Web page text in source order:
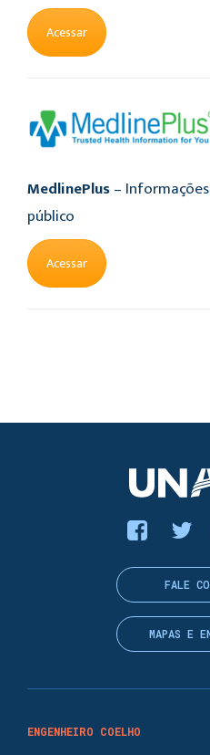
Acessar
MedlinePlus–
público
Acessar
ENGENHEIRO COELHO
FALE
MAPAS E